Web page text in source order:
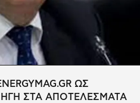
ΩΣ
ΣΤΑ ΑΠΟΤΕΛΕΣΜΑΤΑ